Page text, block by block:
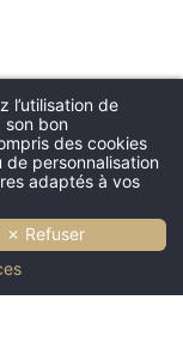
D'ARRIVÉE *
DE DÉPART *
l’utilisation de
son bon
des cookies
personnalisation
adaptés à vos
✗ Refuser